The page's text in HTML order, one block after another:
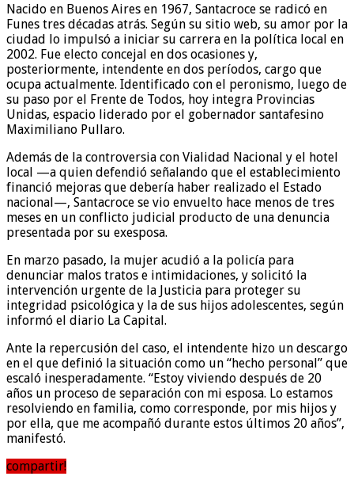
Nacido en Buenos Aires en 1967, Santacroce se radicó en
Funes tres décadas atrás. Según su sitio web, su amor por la
ciudad lo impulsó a iniciar su carrera en la política local en
2002. Fue electo concejal en dos ocasiones y,
posteriormente, intendente en dos períodos, cargo que
ocupa actualmente. Identificado con el peronismo, luego de
su paso por el Frente de Todos, hoy integra Provincias
Unidas, espacio liderado por el gobernador santafesino
Maximiliano Pullaro.
Además de la controversia con Vialidad Nacional y el hotel
local —a quien defendió señalando que el establecimiento
financió mejoras que debería haber realizado el Estado
nacional—, Santacroce se vio envuelto hace menos de tres
meses en un conflicto judicial producto de una denuncia
presentada por su exesposa.
En marzo pasado, la mujer acudió a la policía para
denunciar malos tratos e intimidaciones, y solicitó la
intervención urgente de la Justicia para proteger su
integridad psicológica y la de sus hijos adolescentes, según
informó el diario La Capital.
Ante la repercusión del caso, el intendente hizo un descargo
en el que definió la situación como un “hecho personal” que
escaló inesperadamente. “Estoy viviendo después de 20
años un proceso de separación con mi esposa. Lo estamos
resolviendo en familia, como corresponde, por mis hijos y
por ella, que me acompañó durante estos últimos 20 años”,
manifestó.
compartir!